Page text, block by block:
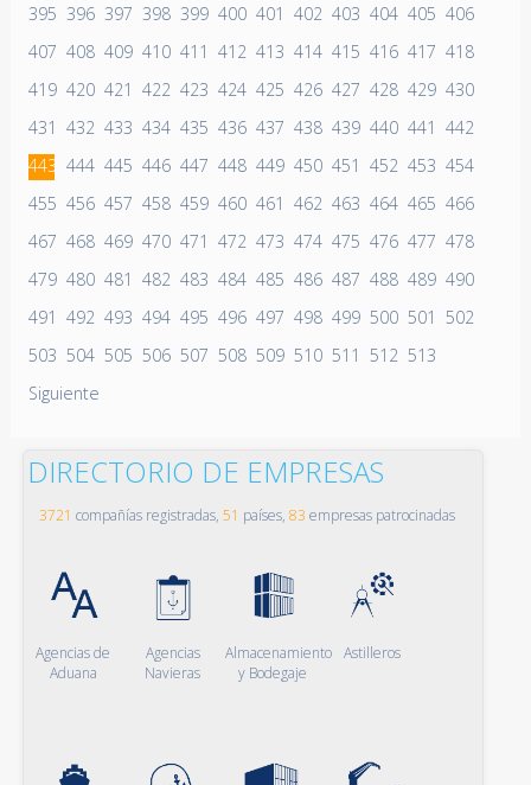
395 396 397 398 399 400 401 402 403 404 405 406
407 408 409 410 411 412 413 414 415 416 417 418
419 420 421 422 423 424 425 426 427 428 429 430
431 432 433 434 435 436 437 438 439 440 441 442
443 444 445 446 447 448 449 450 451 452 453 454
455 456 457 458 459 460 461 462 463 464 465 466
467 468 469 470 471 472 473 474 475 476 477 478
479 480 481 482 483 484 485 486 487 488 489 490
491 492 493 494 495 496 497 498 499 500 501 502
503 504 505 506 507 508 509 510 511 512 513
Siguiente
DIRECTORIO DE EMPRESAS
3721 compañías registradas, 51 países, 83 empresas patrocinadas
Agencias de
Aduana
Agencias
Navieras
Almacenamiento
y Bodegaje
Astilleros